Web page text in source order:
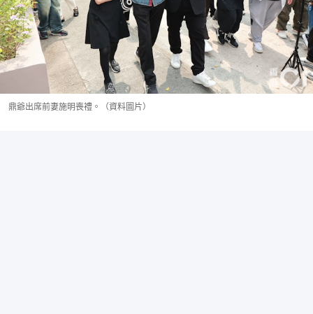
鼎爺出席前妻施明喪禮。（資料圖片）